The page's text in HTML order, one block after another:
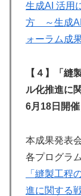
生成AI 活用
方 ～生成AI
ォーラム成
【４】「縫
ル化推進に
6月18日開催
本成果発表
各プログラ
「縫製工程
進に関する